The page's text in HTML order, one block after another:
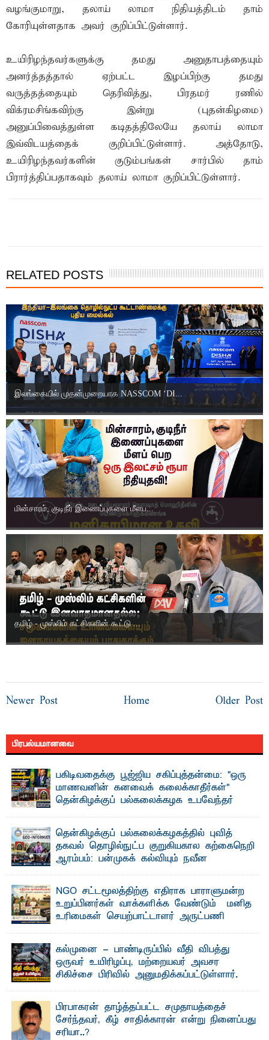
வழங்குமாறு, தலாய் லாமா நிதியத்திடம் தாம்
கோரியுள்ளதாக அவர் குறிப்பிட்டுள்ளார்.
உயிரிழந்தவர்களுக்கு தமது அனுதாபத்தையும்
அனர்த்தத்தால் ஏற்பட்ட இழப்பிற்கு தமது
வருத்தத்தையும் தெரிவித்து, பிரதமர் ரணில்
விக்ரமசிங்கவிற்கு இன்று (புதன்கிழமை)
அனுப்பிவைத்துள்ள கடிதத்திலேயே தலாய் லாமா
இவ்விடயத்தைக் குறிப்பிட்டுள்ளார். அத்தோடு,
உயிரிழந்தவர்களின் குடும்பங்கள் சார்பில் தாம்
பிரார்த்திப்பதாகவும் தலாய் லாமா குறிப்பிட்டுள்ளார்.
RELATED POSTS
இலங்கையில் முதன்முறையாக NASSCOM ‘DI...
மின்சாரம், குடிநீர் இணைப்புகளை மீளப...
தமிழ் - முஸ்லிம் கட்சிகளின் கூட்டு ...
Newer Post Older Post
Home
பிரபல்யமானவை
பகிடிவதைக்கு பூஜ்ஜிய சகிப்புத்தன்மை: "ஒரு
மாணவனின் கனவைக் கலைக்காதீர்கள்" –
தென்கிழக்குப் பல்கலைக்கழக உபவேந்தர்
"ஒ ரு மாணவனின் அல்லது மாணவியின் கனவு என்னால்
கலைக்கப்படாது" என்ற உறுதியை ஒவ்வொரு மாணவரும் ...
தென்கிழக்குப் பல்கலைக்கழகத்தில் புவித்
தகவல் தொழில்நுட்ப குறுகியகால கற்கைநெறி
ஆரம்பம்: பன்முகக் கல்வியும் நவீன
பேராசிரியர் எம். எம். பாஸில்
தெ ன்கிழக்குப் பல்கலைக்கழகத்தின் கலை மற்றும் கலாசார
பீடத்தின் புவியியல் துறையினால் ...
NGO சட்டமூலத்திற்கு எதிராக பாராளுமன்ற
உறுப்பினர்கள் வாக்களிக்க வேண்டும் – மனித
உரிமைகள் செயற்பாட்டாளர் அருட்பணி
ஜே. எப். காமிலா பேகம்- இ லங்கை அரசாங்கம் அரசுசாரா
அமைப்புகள் (NGO) தொடர்பான புதிய சட்டமூலத்தை ...
கல்முனை - பாண்டிருப்பில் வீதி விபத்து
ஒருவர் உயிரிழப்பு, மற்றையவர் அவசர
சிகிச்சை பிரிவில் அனுமதிக்கப்பட்டுள்ளார்.
பாண்டிருப்பு ...பிரபாகரன் தாழ்த்தப்பட்ட சமுதாயத்தைச்
சேர்ந்தவர், கீழ் சாதிக்காரன் என்று நினைப்பது
சரியா..?